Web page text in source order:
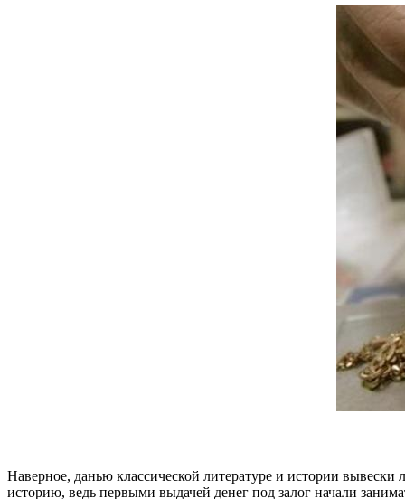
Наверное, данью классической литературе и истории
историю, ведь первыми выдачей денег под залог начали